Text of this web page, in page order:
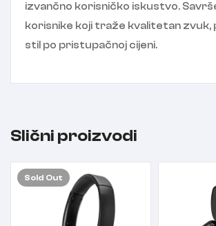
izvančno korisničko iskustvo.
korisnike koji traže kvalitetan zvuk,
stil po pristupačnoj cijeni.
Slični proizvodi
Sold Out